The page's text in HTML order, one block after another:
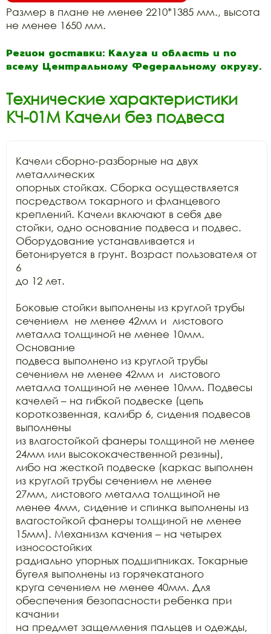
Размер в плане не менее 2210*1385 мм., высота
не менее 1650 мм.
Регион доставки: Калуга и область и по
всему Центральному Федеральному округу.
Технические характеристики
КЧ-01М Качели без подвеса
Качели сборно-разборные на двух
металлических
опорных стойках. Сборка осуществляется
посредством токарного и фланцевого
креплений. Качели включают в себя две
стойки, одно основание подвеса и подвес.
Оборудование устанавливается и
бетонируется в грунт. Возраст пользователя от
6
до 12 лет.
Боковые стойки выполнены из круглой трубы
сечением  не менее 42мм и  листового
металла толщиной не менее 10мм.
Основание
подвеса выполнено из круглой трубы
сечением не менее 42мм и  листового
металла толщиной не менее 10мм. Подвесы
качелей – на гибкой подвеске (цепь
короткозвенная, калибр 6, сидения подвесов
выполнены
из влагостойкой фанеры толщиной не менее
24мм или высококачественной резины),
либо на жесткой подвеске (каркас выполнен
из круглой трубы сечением не менее
27мм, листового металла толщиной не
менее 4мм, сидение и спинка выполнены из
влагостойкой фанеры толщиной не менее
15мм). Механизм качения – на четырех
износостойких
радиально упорных подшипниках. Токарные
бугеля выполнены из горячекатаного
круга сечением не менее 40мм. Для
обеспечения безопасности ребенка при
качании
на предмет защемления пальцев и одежды,